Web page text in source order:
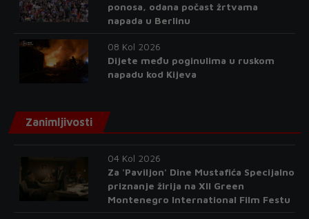
ponosa, odana počast žrtvama
napada u Berlinu
08 Kol 2026
Dijete među poginulima u ruskom
napadu kod Kijeva
Zanimljivosti
04 Kol 2026
Za 'Paviljon' Dine Mustafića Specijalno
priznanje žirija na XII Green
Montenegro International Film Festu